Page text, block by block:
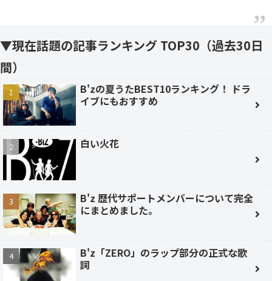
▼現在話題の記事ランキング TOP30（過去30日
間）
B'zの夏うたBEST10ランキング！ ドラ
イブにもおすすめ
白い火花
B'z 歴代サポートメンバーについて完全
にまとめました。
B'z「ZERO」のラップ部分の正式な歌
詞